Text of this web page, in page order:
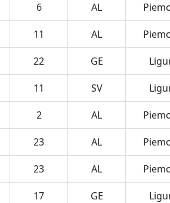
6 AL
11 AL
22 GE
11 SV
2 AL
23 AL
23 AL
17 GE